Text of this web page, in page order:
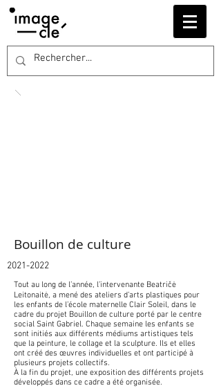
Bouillon de culture
2021-2022
Tout au long de l’année, l’intervenante Beatričė
Leitonaitė, a mené des ateliers d’arts plastiques pour
les enfants de l’école maternelle Clair Soleil, dans le
cadre du projet Bouillon de culture porté par le centre
social Saint Gabriel. Chaque semaine les enfants se
sont initiés aux différents médiums artistiques tels
que la peinture, le collage et la sculpture. Ils et elles
ont créé des œuvres individuelles et ont participé à
plusieurs projets collectifs.
À la fin du projet, une exposition des différents projets
développés dans ce cadre a été organisée.